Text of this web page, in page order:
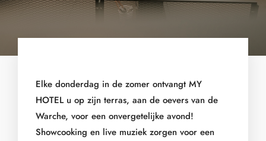
Elke donderdag in de zomer ontvangt MY
HOTEL u op zijn terras, aan de oevers van de
Warche, voor een onvergetelijke avond!
Showcooking en live muziek zorgen voor een